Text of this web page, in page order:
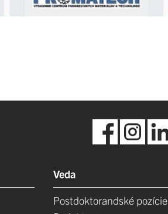
Veda
Postdoktorandské pozície